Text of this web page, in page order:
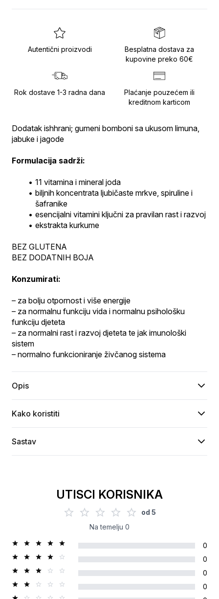
Autentični proizvodi
Besplatna dostava za
kupovine preko 60€
Rok dostave 1-3 radna dana
Plaćanje pouzećem ili
kreditnom karticom
Dodatak ishhrani; gumeni bomboni sa ukusom limuna,
jabuke i jagode
Formulacija sadrži:
11 vitamina i mineral joda
biljnih koncentrata ljubičaste mrkve, spiruline i
šafranike
esencijalni vitamini ključni za pravilan rast i razvoj
ekstrakta kurkume
BEZ GLUTENA
BEZ DODATNIH BOJA
Konzumirati:
– za bolju otpornost i više energije
– za normalnu funkciju vida i normalnu psihološku
funkciju djeteta
– za normalni rast i razvoj djeteta te jak imunološki
sistem
– normalno funkcioniranje živčanog sistema
Opis
Kako koristiti
Sastav
UTISCI KORISNIKA
od 5
Na temelju 0
0
0
0
0